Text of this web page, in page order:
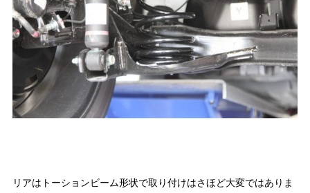
リアはトーションビーム形状で取り付けはさほど大変ではありま